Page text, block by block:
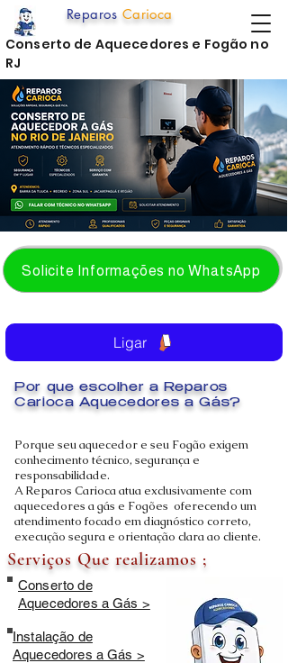
Solicite Informações no WhatsApp
Porque seu aquecedor e seu Fogão exigem
conhecimento técnico, segurança e
responsabilidade.
A Reparos Carioca atua exclusivamente com
aquecedores a gás e Fogões oferecendo um
atendimento focado em diagnóstico correto,
execução segura e orientação clara ao cliente.
Reparos Carioca
Por que escolher a Reparos
Carioca Aquecedores a Gás?
Serviços Que realizamos ;
Conserto de
Aquecedores a Gás >
Instalação de
Aquecedores a Gás >
Ligar
Conserto de Aquecedores e Fogão no
RJ